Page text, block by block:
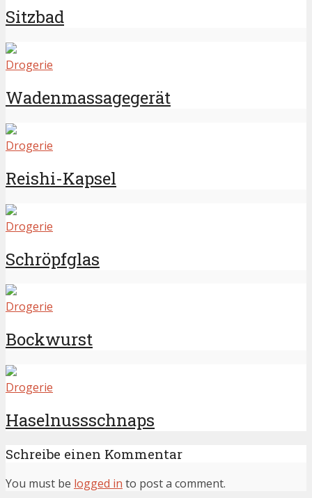
Sitzbad
Drogerie
Wadenmassagegerät
Drogerie
Reishi-Kapsel
Drogerie
Schröpfglas
Drogerie
Bockwurst
Drogerie
Haselnussschnaps
Schreibe einen Kommentar
You must be logged in to post a comment.